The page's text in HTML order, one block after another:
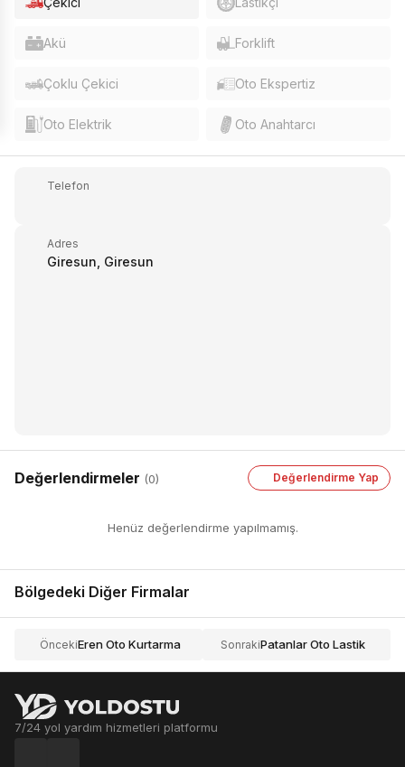
Akü Forklift
Çoklu Çekici Oto Ekspertiz
Oto Elektrik Oto Anahtarcı
Telefon
Adres
Giresun, Giresun
Değerlendirmeler (0) Değerlendirme Yap
Henüz değerlendirme yapılmamış.
Bölgedeki Diğer Firmalar
ÖncekiEren Oto Kurtarma SonrakiPatanlar Oto Lastik
7/24 yol yardım hizmetleri platformu